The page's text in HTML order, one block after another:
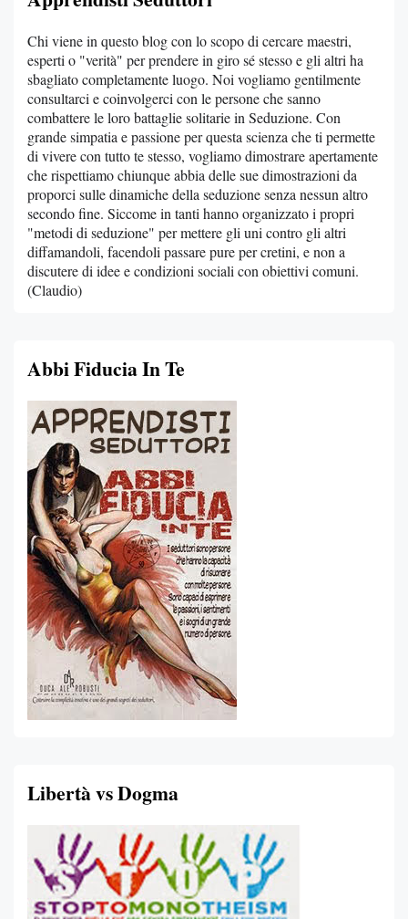
Chi viene in questo blog con lo scopo di cercare maestri,
esperti o "verità" per prendere in giro sé stesso e gli altri ha
sbagliato completamente luogo. Noi vogliamo gentilmente
consultarci e coinvolgerci con le persone che sanno
combattere le loro battaglie solitarie in Seduzione. Con
grande simpatia e passione per questa scienza che ti permette
di vivere con tutto te stesso, vogliamo dimostrare apertamente
che rispettiamo chiunque abbia delle sue dimostrazioni da
proporci sulle dinamiche della seduzione senza nessun altro
secondo fine. Siccome in tanti hanno organizzato i propri
"metodi di seduzione" per mettere gli uni contro gli altri
diffamandoli, facendoli passare pure per cretini, e non a
discutere di idee e condizioni sociali con obiettivi comuni.
(Claudio)
Abbi Fiducia In Te
Libertà vs Dogma